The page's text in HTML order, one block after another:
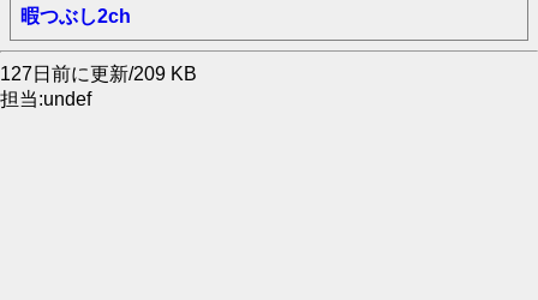
暇つぶし2ch
127日前に更新/209 KB
担当:undef